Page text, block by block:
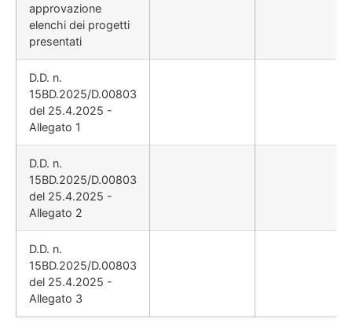
approvazione
elenchi dei progetti
presentati
D.D. n.
15BD.2025/D.00803
del 25.4.2025 -
Allegato 1
D.D. n.
15BD.2025/D.00803
del 25.4.2025 -
Allegato 2
D.D. n.
15BD.2025/D.00803
del 25.4.2025 -
Allegato 3